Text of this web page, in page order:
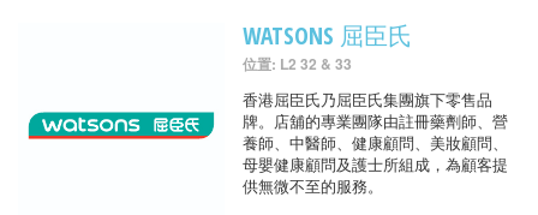
WATSONS 屈臣氏
位置: L2 32 & 33
香港屈臣氏乃屈臣氏集團旗下零售品
牌。店舖的專業團隊由註冊藥劑師、營
養師、中醫師、健康顧問、美妝顧問、
母嬰健康顧問及護士所組成，為顧客提
供無微不至的服務。